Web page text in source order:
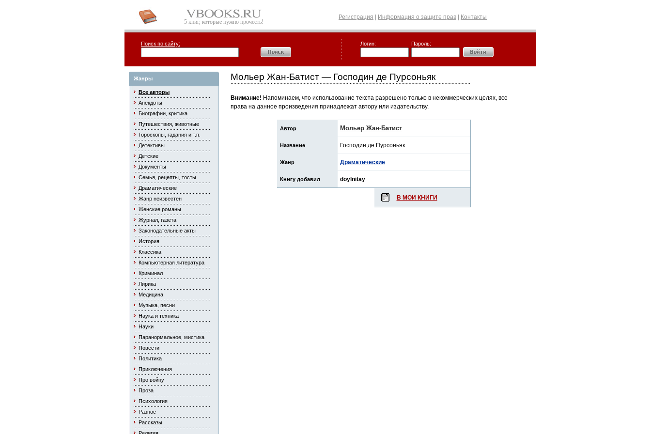
5 книг, которые нужно прочесть!
Регистрация Информация о защите прав Контакты
Поиск по сайту: Логин: Пароль:
Жанры
Все авторы
Анекдоты
Биографии, критика
Путешествия, животные
Гороскопы, гадания и т.п.
Детективы
Детские
Документы
Семья, рецепты, тосты
Драматические
Жанр неизвестен
Женские романы
Журнал, газета
Законодательные акты
История
Классика
Компьютерная литература
Криминал
Лирика
Медицина
Музыка, песни
Наука и техника
Науки
Паранормальное, мистика
Повести
Политика
Приключения
Про войну
Проза
Психология
Разное
Рассказы
Мольер Жан-Батист — Господин де Пурсоньяк
Внимание! Напоминаем, что использование текста разрешено только в некоммерческих целях, все
права на данное произведения принадлежат автору или издательству.
Автор Мольер Жан-Батист
Название Господин де Пурсоньяк
Жанр Драматические
Книгу добавил doylnitay
В МОИ КНИГИ